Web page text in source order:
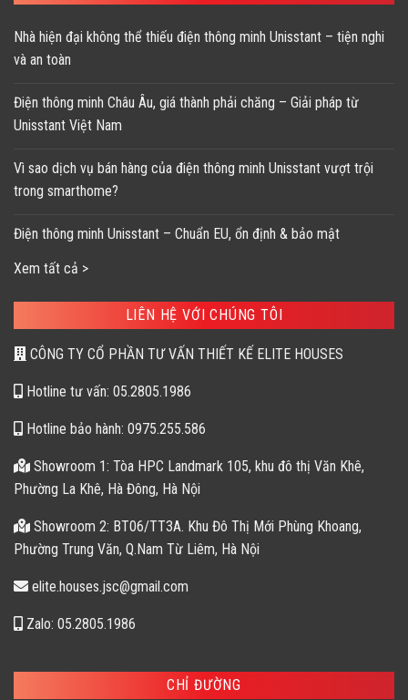
Nhà hiện đại không thể thiếu điện thông minh Unisstant – tiện nghi
và an toàn
Điện thông minh Châu Âu, giá thành phải chăng – Giải pháp từ
Unisstant Việt Nam
Vì sao dịch vụ bán hàng của điện thông minh Unisstant vượt trội
trong smarthome?
Điện thông minh Unisstant – Chuẩn EU, ổn định & bảo mật
Xem tất cả >
LIÊN HỆ VỚI CHÚNG TÔI
CÔNG TY CỔ PHẦN TƯ VẤN THIẾT KẾ ELITE HOUSES
Hotline tư vấn: 05.2805.1986
Hotline bảo hành: 0975.255.586
Showroom 1: Tòa HPC Landmark 105, khu đô thị Văn Khê,
Phường La Khê, Hà Đông, Hà Nội
Showroom 2: BT06/TT3A. Khu Đô Thị Mới Phùng Khoang,
Phường Trung Văn, Q.Nam Từ Liêm, Hà Nội
elite.houses.jsc@gmail.com
Zalo: 05.2805.1986
CHỈ ĐƯỜNG